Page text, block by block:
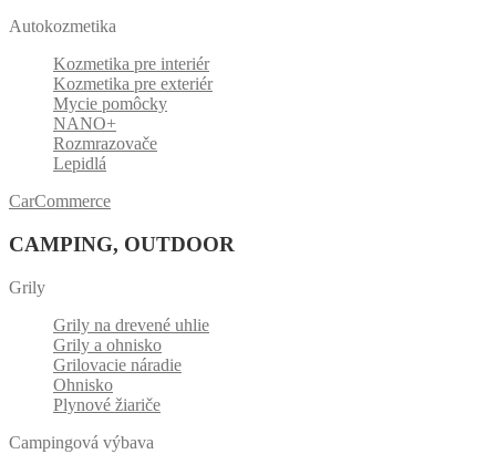
Autokozmetika
Kozmetika pre interiér
Kozmetika pre exteriér
Mycie pomôcky
NANO+
Rozmrazovače
Lepidlá
CarCommerce
CAMPING, OUTDOOR
Grily
Grily na drevené uhlie
Grily a ohnisko
Grilovacie náradie
Ohnisko
Plynové žiariče
Campingová výbava